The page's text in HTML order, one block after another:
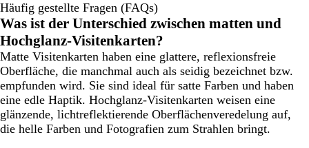
Häufig gestellte Fragen (FAQs)
Was ist der Unterschied zwischen matten und
Hochglanz-Visitenkarten?
Matte Visitenkarten haben eine glattere, reflexionsfreie
Oberfläche, die manchmal auch als seidig bezeichnet bzw.
empfunden wird. Sie sind ideal für satte Farben und haben
eine edle Haptik. Hochglanz-Visitenkarten weisen eine
glänzende, lichtreflektierende Oberflächenveredelung auf,
die helle Farben und Fotografien zum Strahlen bringt.